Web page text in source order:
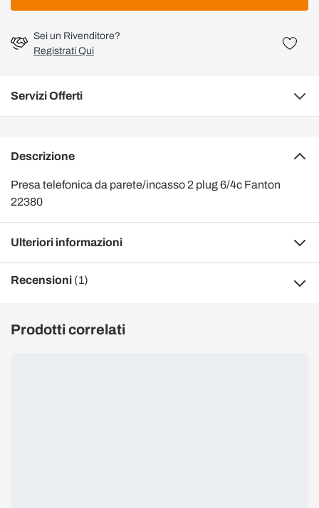
Sei un Rivenditore?
Registrati Qui
Servizi Offerti
Descrizione
Presa telefonica da parete/incasso 2 plug 6/4c Fanton
22380
Ulteriori informazioni
Recensioni (1)
Prodotti correlati